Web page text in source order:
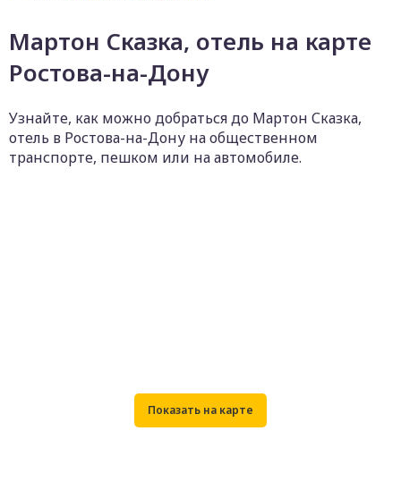
Мартон Сказка, отель на карте
Ростова-на-Дону
Узнайте, как можно добраться до Мартон Сказка,
отель в Ростова-на-Дону на общественном
транспорте, пешком или на автомобиле.